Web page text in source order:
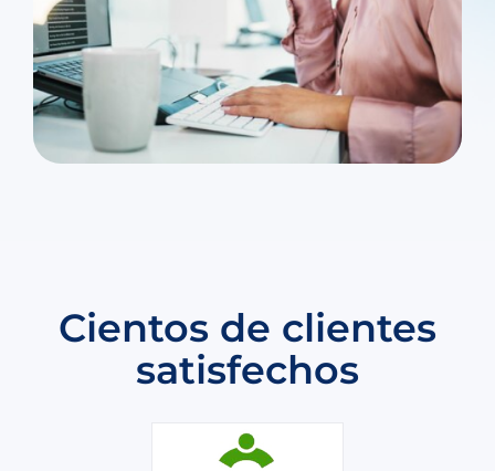
Cientos de clientes
satisfechos